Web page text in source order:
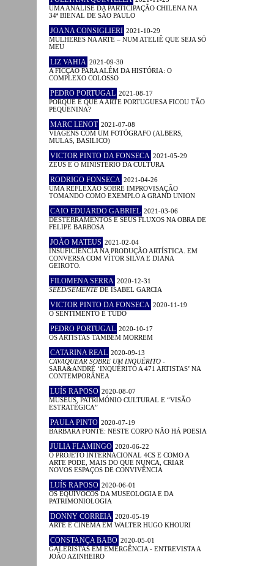
UMA ANÁLISE DA PARTICIPAÇÃO CHILENA NA
34ª BIENAL DE SÃO PAULO
JOANA CONSIGLIERI 2021-10-29
MULHERES NA ARTE – NUM ATELIÊ QUE SEJA SÓ
MEU
LIZ VAHIA 2021-09-30
A FICÇÃO PARA ALÉM DA HISTÓRIA: O
COMPLEXO COLOSSO
PEDRO PORTUGAL 2021-08-17
PORQUE É QUE A ARTE PORTUGUESA FICOU TÃO
PEQUENINA?
MARC LENOT 2021-07-08
VIAGENS COM UM FOTÓGRAFO (ALBERS,
MULAS, BASILICO)
VICTOR PINTO DA FONSECA 2021-05-29
ZEUS E O MINISTÉRIO DA CULTURA
RODRIGO FONSECA 2021-04-26
UMA REFLEXÃO SOBRE IMPROVISAÇÃO
TOMANDO COMO EXEMPLO A GRAND UNION
CAIO EDUARDO GABRIEL 2021-03-06
DESTERRAMENTOS E SEUS FLUXOS NA OBRA DE
FELIPE BARBOSA
JOÃO MATEUS 2021-02-04
INSUFICIÊNCIA NA PRODUÇÃO ARTÍSTICA. EM
CONVERSA COM VÍTOR SILVA E DIANA
GEIROTO.
FILOMENA SERRA 2020-12-31
SEED/SEMENTE DE ISABEL GARCIA
VICTOR PINTO DA FONSECA 2020-11-19
O SENTIMENTO É TUDO
PEDRO PORTUGAL 2020-10-17
OS ARTISTAS TAMBÉM MORREM
CATARINA REAL 2020-09-13
CAVAQUEAR SOBRE UM INQUÉRITO -
SARA&ANDRÉ ‘INQUÉRITO A 471 ARTISTAS’ NA
CONTEMPORÂNEA
LUÍS RAPOSO 2020-08-07
MUSEUS, PATRIMÓNIO CULTURAL E “VISÃO
ESTRATÉGICA”
PAULA PINTO 2020-07-19
BÁRBARA FONTE: NESTE CORPO NÃO HÁ POESIA
JULIA FLAMINGO 2020-06-22
O PROJETO INTERNACIONAL 4CS E COMO A
ARTE PODE, MAIS DO QUE NUNCA, CRIAR
NOVOS ESPAÇOS DE CONVIVÊNCIA
LUÍS RAPOSO 2020-06-01
OS EQUÍVOCOS DA MUSEOLOGIA E DA
PATRIMONIOLOGIA
DONNY CORREIA 2020-05-19
ARTE E CINEMA EM WALTER HUGO KHOURI
CONSTANÇA BABO 2020-05-01
GALERISTAS EM EMERGÊNCIA - ENTREVISTA A
JOÃO AZINHEIRO